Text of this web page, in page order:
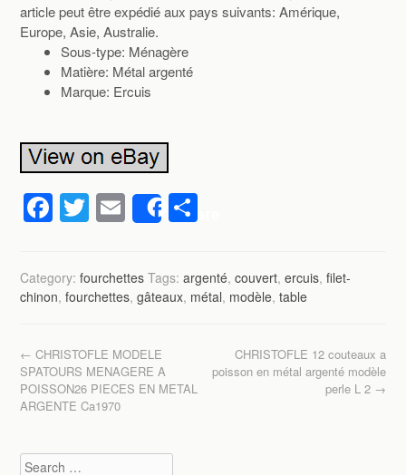
article peut être expédié aux pays suivants: Amérique,
Europe, Asie, Australie.
Sous-type: Ménagère
Matière: Métal argenté
Marque: Ercuis
F
a
c
e
o
o
k
T
wi
tt
er
E
m
ail
Share
ta
g
Category:fourchettes Tags:argenté,couvert,ercuis,filet-
chinon,fourchettes,gâteaux, métal, modèle,table
Post navigation
← CHRISTOFLE MODELE
SPATOURS MENAGERE A
POISSON26 PIECES EN METAL
ARGENTE Ca1970
CHRISTOFLE 12 couteaux a
poisson en métal argenté modèle
perle L 2 →
Search